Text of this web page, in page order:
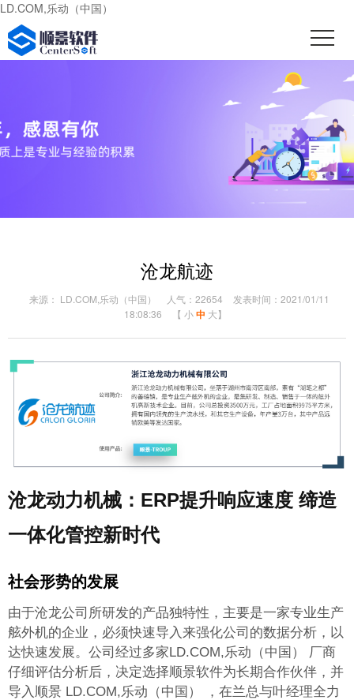
LD.COM,乐动（中国）
沧龙航迹
来源： LD.COM,乐动（中国） 人气：22654
发表时间：2021/01/11
18:08:36
【 小 中 大】
沧龙动力机械：ERP提升响应速度 缔造
一体化管控新时代
社会形势的发展
由于沧龙公司所研发的产品独特性，主要是一家专业生产
舷外机的企业，必须快速导入 来强化公司的数据分析，以
达快速发展。公司经过多家LD.COM,乐动（中国） 厂商
仔细评估分析后，决定选择顺景软件为长期合作伙伴，并
导入顺景 LD.COM,乐动（中国） ，在兰总与叶经理全力